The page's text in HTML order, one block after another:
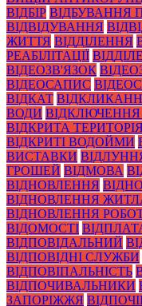
ВІДБІР ВІДБУВАННЯ
ВІДВІДУВАННЯ
ЖИТТЯ ВІДДІЛЕННЯ
РЕАБІЛІТАЦІЇ
ВІДЕОЗВ'ЯЗОК
ВІДЕОСАПИС
ВІДКАТ
ВОДИ ВІДКЛЮЧЕННЯ
ВІДКРИТА ТЕРИТОРІЯ
ВІДКРИТІ ВОДОЙМИ
ВИСТАВКИ
ГРОШЕЙ ВІДМОВА
ВІДНОВЛЕННЯ
ВІДНОВЛЕННЯ
ВІДНОВЛЕННЯ
ВІДОМОСТІ
ВІДПОВІДАЛЬНИЙ
ВІДПОВІДНІ СЛУЖБИ
ВІДПОВІПАЛЬНІСТЬ
ВІДПОЧИВАЛЬНИКИ
ЗАПОРІЖЖЯ